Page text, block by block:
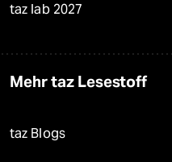
taz lab 2027
Mehr taz Lesestoff
taz Blogs